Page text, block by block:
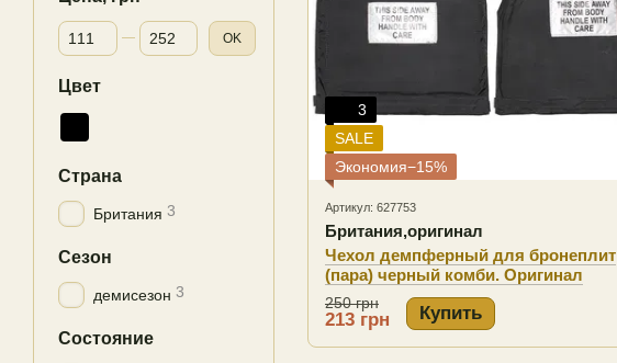
3
SALE
Экономия−15%
Артикул: 627753
Британия,оригинал
Чехол демпферный для бронеплит
(пара) черный комби. Оригинал
Британия
250 грн
213 грн Купить
От Цена, грн
До Цена, грн OK
Цвет
Страна
Британия 3
Сезон
демисезон 3
Состояние